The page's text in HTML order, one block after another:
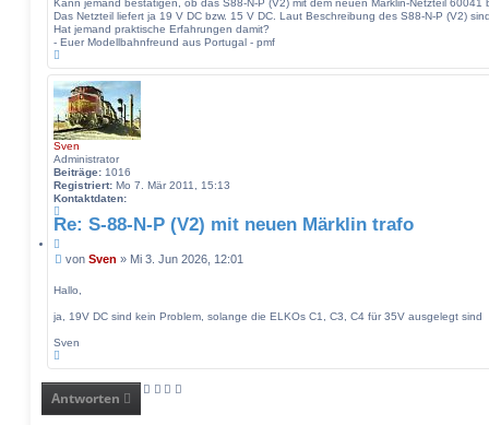
r
a
g
Das Netzteil liefert ja 19 V DC bzw. 15 V DC. Laut Beschreibung des S88-N-P (V2)
Hat jemand praktische Erfahrungen damit?
- Euer Modellbahnfreund aus Portugal - pmf
a
h
o
b
e
n
Sven
Administrator
Beiträge: 1016
Registriert: Mo 7. Mär 2011, 15:13
Kontaktdaten:
o
a
t
a
e
v
o
S
Re: S-88-N-P (V2) mit neuen Märklin trafo
i
t
B
i
r
g
von Sven » Mi 3. Jun 2026, 12:01
Hallo,
ja, 19V DC sind kein Problem, solange die ELKOs C1, C3, C4 für 35V ausgelegt sind
Sven
a
c
o
Antworten